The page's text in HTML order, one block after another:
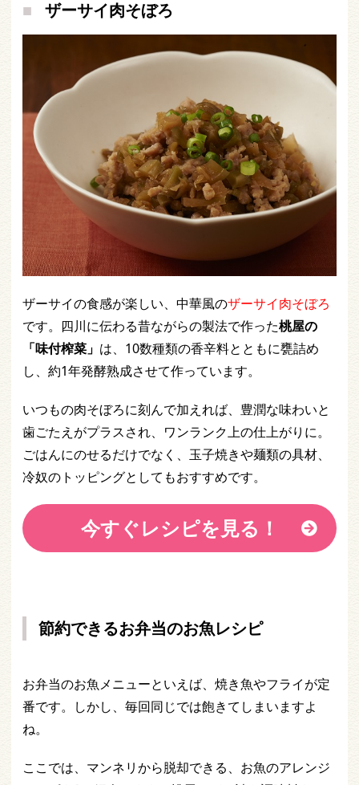
ザーサイ肉そぼろ
ザーサイの食感が楽しい、中華風のザーサイ肉そぼろ
です。四川に伝わる昔ながらの製法で作った桃屋の
「味付榨菜」 は、10数種類の香辛料とともに甕詰め
し、約1年発酵熟成させて作っています。
いつもの肉そぼろに刻んで加えれば、豊潤な味わいと
歯ごたえがプラスされ、ワンランク上の仕上がりに。
ごはんにのせるだけでなく、玉子焼きや麺類の具材、
冷奴のトッピングとしてもおすすめです。
今すぐレシピを見る！
節約できるお弁当のお魚レシピ
お弁当のお魚メニューといえば、焼き魚やフライが定
番です。しかし、毎回同じでは飽きてしまいますよ
ね。
ここでは、マンネリから脱却できる、お魚のアレンジ